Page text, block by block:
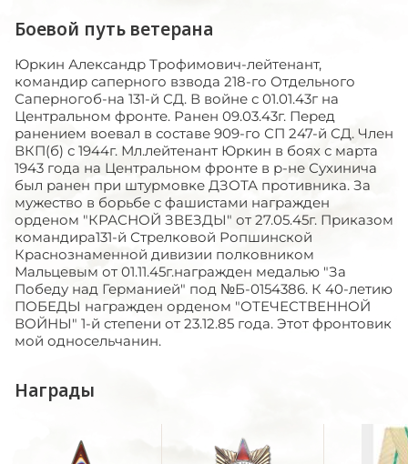
Боевой путь ветерана
Юркин Александр Трофимович-лейтенант,
командир саперного взвода 218-го Отдельного
Саперногоб-на 131-й СД. В войне с 01.01.43г на
Центральном фронте. Ранен 09.03.43г. Перед
ранением воевал в составе 909-го СП 247-й СД. Член
ВКП(б) с 1944г. Мл.лейтенант Юркин в боях с марта
1943 года на Центральном фронте в р-не Сухинича
был ранен при штурмовке ДЗОТА противника. За
мужество в борьбе с фашистами награжден
орденом "КРАСНОЙ ЗВЕЗДЫ" от 27.05.45г. Приказом
командира131-й Стрелковой Ропшинской
Краснознаменной дивизии полковником
Мальцевым от 01.11.45г.награжден медалью "За
Победу над Германией" под №Б-0154386. К 40-летию
ПОБЕДЫ награжден орденом "ОТЕЧЕСТВЕННОЙ
ВОЙНЫ" 1-й степени от 23.12.85 года. Этот фронтовик
мой односельчанин.
Награды